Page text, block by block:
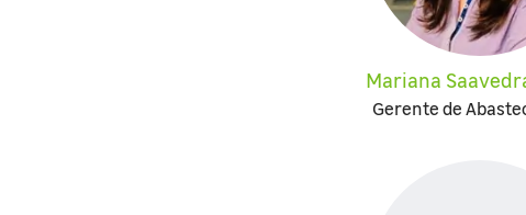
Mariana
Gerente de